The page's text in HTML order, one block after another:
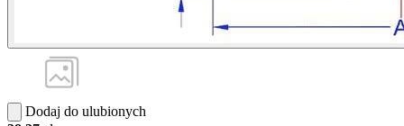
Dodaj do ulubionych